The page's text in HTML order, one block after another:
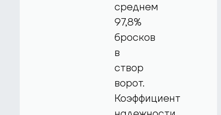
среднем
97,8%
бросков
в
створ
ворот.
Коэффициент